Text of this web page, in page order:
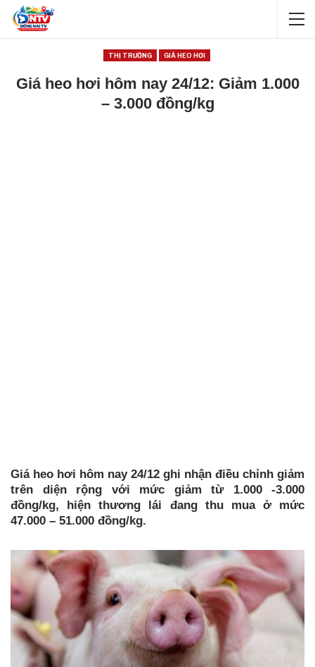
THỊ TRƯỜNG GIÁ HEO HƠI
Giá heo hơi hôm nay 24/12: Giảm 1.000
– 3.000 đồng/kg
Giá heo hơi hôm nay 24/12 ghi nhận điều chỉnh giảm
trên diện rộng với mức giảm từ 1.000 -3.000
đồng/kg, hiện thương lái đang thu mua ở mức
47.000 – 51.000 đồng/kg.